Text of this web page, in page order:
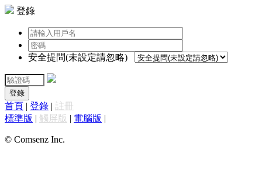
登錄
安全提問(未設定請忽略)
登錄
首頁 | 登錄 | 註冊
標準版 | 觸屏版 | 電腦版 |
© Comsenz Inc.